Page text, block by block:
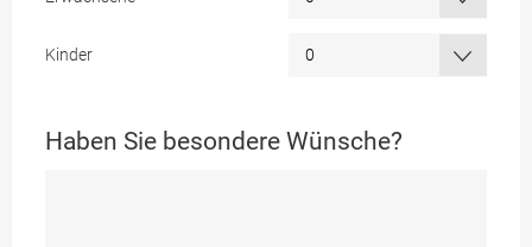
Kinder
Haben Sie besondere Wünsche?